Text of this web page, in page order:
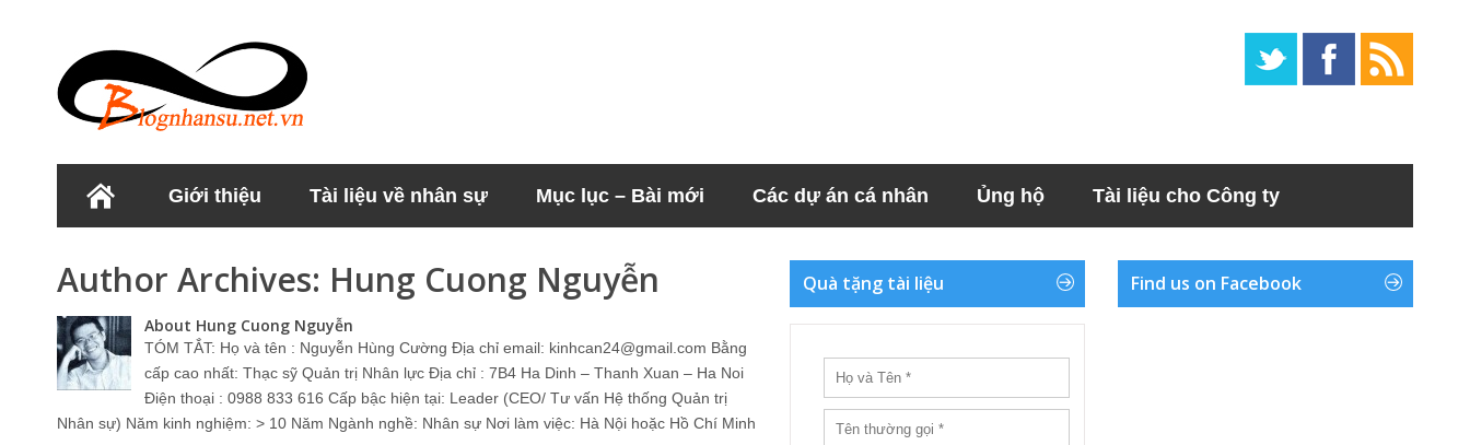
Giới thiệu Tài liệu về nhân sự Mục lục – Bài mới Các dự án cá nhân Ủng hộ Tài liệu cho Công ty
Author Archives: Hung Cuong Nguyễn
About Hung Cuong Nguyễn
TÓM TẮT: Họ và tên : Nguyễn Hùng Cường Địa chỉ email: kinhcan24@gmail.com Bằng
cấp cao nhất: Thạc sỹ Quản trị Nhân lực Địa chỉ : 7B4 Ha Dinh – Thanh Xuan – Ha Noi
Điện thoại : 0988 833 616 Cấp bậc hiện tại: Leader (CEO/ Tư vấn Hệ thống Quản trị
Nhân sự) Năm kinh nghiệm: > 10 Năm Ngành nghề: Nhân sự Nơi làm việc: Hà Nội hoặc Hồ Chí Minh
Quà tặng tài liệu Find us on Facebook